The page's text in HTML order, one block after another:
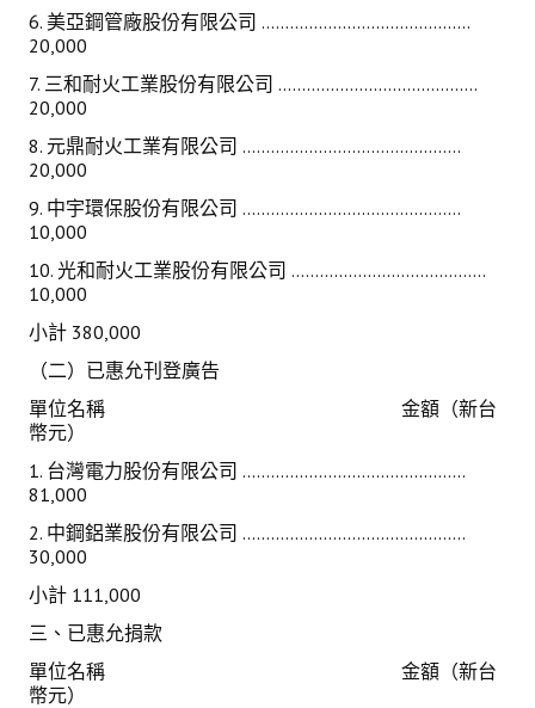
6. 美亞鋼管廠股份有限公司 ............................................
20,000
7. 三和耐火工業股份有限公司 ..........................................
20,000
8. 元鼎耐火工業有限公司 ..............................................
20,000
9. 中宇環保股份有限公司 ..............................................
10,000
10. 光和耐火工業股份有限公司 .........................................
10,000
小計 380,000
（二）已惠允刊登廣告
單位名稱 金額（新台
幣元）
1. 台灣電力股份有限公司 ...............................................
81,000
2. 中鋼鋁業股份有限公司 ...............................................
30,000
小計 111,000
三、已惠允捐款
單位名稱 金額（新台
幣元）